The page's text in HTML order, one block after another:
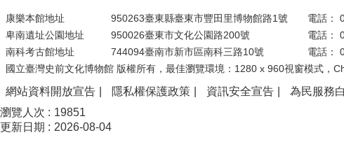
康樂本館地址 950263臺東縣臺東市豐田里博物館路1號 電話：
卑南遺址公園地址
950026臺東市文化公園路200號 電話：
南科考古館地址
744094臺南市新市區南科三路10號 電話：
國立臺灣史前文化博物館 版權所有，最佳瀏覽環境：1280 x 960視窗模式，
網站資料開放宣告 隱私權保護政策 資訊安全宣告 為民服務
瀏覽人次
19851
更新日期
2026-08-04